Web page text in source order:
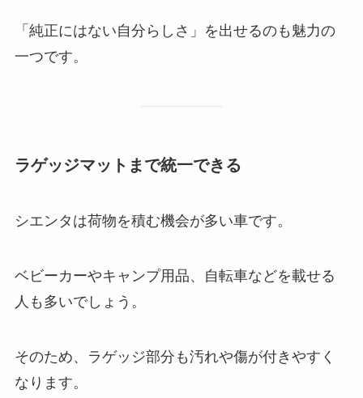
「純正にはない自分らしさ」を出せるのも魅力の
一つです。
ラゲッジマットまで統一できる
シエンタは荷物を積む機会が多い車です。
ベビーカーやキャンプ用品、自転車などを載せる
人も多いでしょう。
そのため、ラゲッジ部分も汚れや傷が付きやすく
なります。